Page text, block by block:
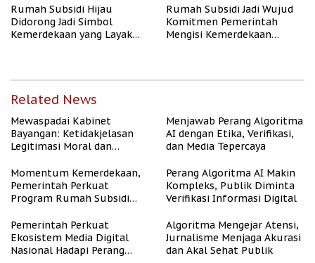
Rumah Subsidi Hijau
Didorong Jadi Simbol
Kemerdekaan yang Layak
Rumah Subsidi Jadi Wujud
Komitmen Pemerintah
Mengisi Kemerdekaan
Related News
Mewaspadai Kabinet
Bayangan: Ketidakjelasan
Legitimasi Moral dan
Menjawab Perang Algoritma
AI dengan Etika, Verifikasi,
dan Media Tepercaya
Momentum Kemerdekaan,
Pemerintah Perkuat
Program Rumah Subsidi
Berpenghasilan Rendah
Perang Algoritma AI Makin
Kompleks, Publik Diminta
Verifikasi Informasi Digital
Pemerintah Perkuat
Ekosistem Media Digital
Nasional Hadapi Perang
Algoritma Mengejar Atensi,
Jurnalisme Menjaga Akurasi
dan Akal Sehat Publik